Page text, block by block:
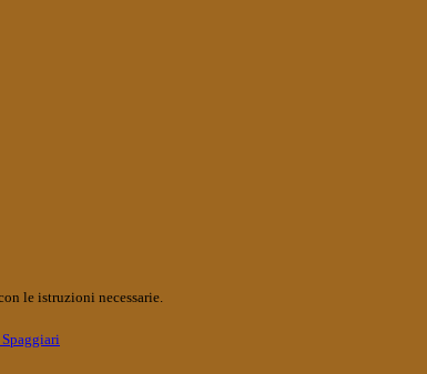
le istruzioni necessarie.